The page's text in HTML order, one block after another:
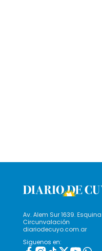
Av. Alem Sur 1639.
Circunvalación
diariodecuyo.com.ar
Siguenos en: